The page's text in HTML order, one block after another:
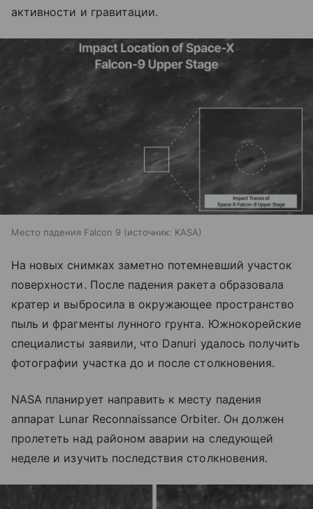
активности и гравитации.
Место падения Falcon 9 источник: KASA
На новых снимках заметно потемневший участок
поверхности. После падения ракета образовала
кратер и выбросила в окружающее пространство
пыль и фрагменты лунного грунта. Южнокорейские
специалисты заявили, что Danuri удалось получить
фотографии участка до и после столкновения.
NASA планирует направить к месту падения
аппарат Lunar Reconnaissance Orbiter. Он должен
пролететь над районом аварии на следующей
неделе и изучить последствия столкновения.